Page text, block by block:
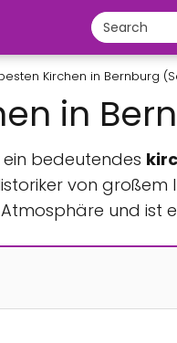
Kirchen in Bernburg
in
bedeutendes
von großem
und ist